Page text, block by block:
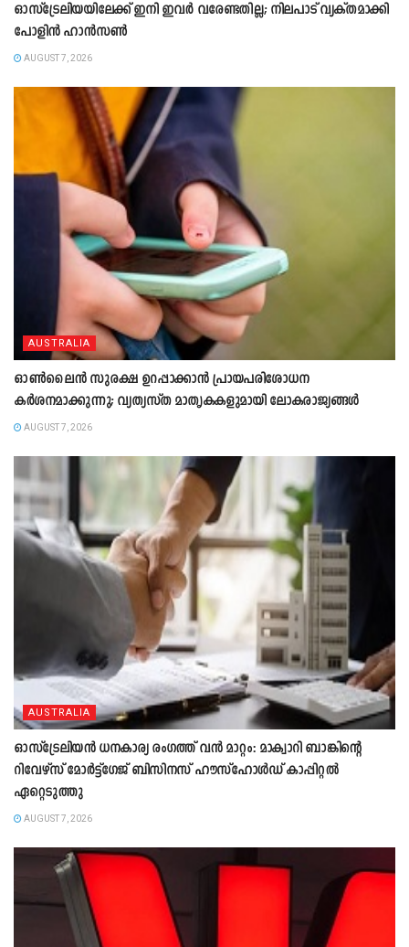
ഓസ്‌ട്രേലിയയിലേക്ക് ഇനി ഇവർ വരേണ്ടതില്ല; നിലപാട് വ്യക്തമാക്കി
പോളിൻ ഹാൻസൺ
AUGUST 7, 2026
AUSTRALIA
ഓൺലൈൻ സുരക്ഷ ഉറപ്പാക്കാൻ പ്രായപരിശോധന
കർശനമാക്കുന്നു; വ്യത്യസ്ത മാതൃകകളുമായി ലോകരാജ്യങ്ങൾ
AUGUST 7, 2026
AUSTRALIA
ഓസ്ട്രേലിയൻ ധനകാര്യ രംഗത്ത് വൻ മാറ്റം: മാക്വാറി ബാങ്കിന്റെ
റിവേഴ്സ് മോർട്ട്ഗേജ് ബിസിനസ് ഹൗസ്ഹോൾഡ് കാപ്പിറ്റൽ
ഏറ്റെടുത്തു
AUGUST 7, 2026